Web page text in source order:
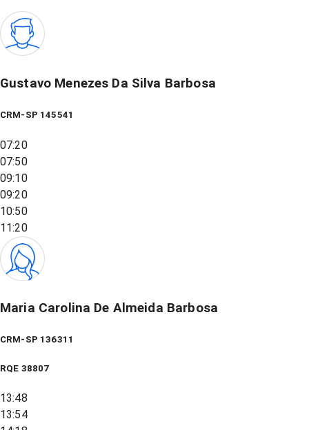
Gustavo Menezes Da Silva Barbosa
CRM-SP 145541
07:20
07:50
09:10
09:20
10:50
11:20
Maria Carolina De Almeida Barbosa
CRM-SP 136311
RQE 38807
13:48
13:54